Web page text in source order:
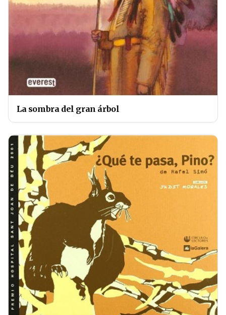
La sombra del gran árbol